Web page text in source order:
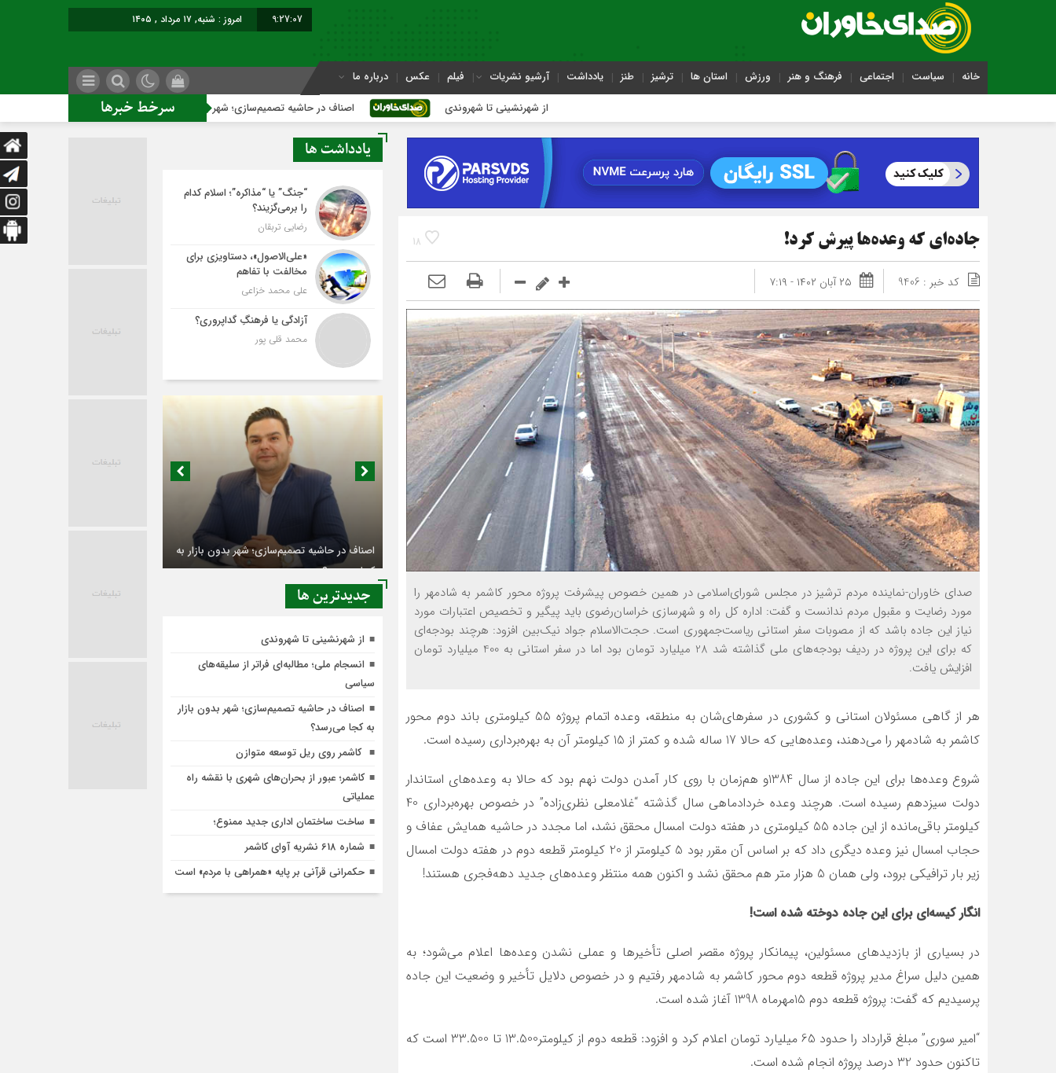
9:27:08 امروز : شنبه, ۱۷ مرداد , ۱۴۰۵
خانه سیاست اجتماعی فرهنگ و هنر ورزش استان ها ترشیز طنز یادداشت آرشیو نشریات فیلم عکس درباره ما
سرخط خبرها از شهرنشینی تا شهروندی اصناف در حاشیه تصمیم‌سازی؛ شهر بدون بازار به کجا می‌رسد؟
18 جاده‌ای که وعده‌ها پیرش کرد!
کد خبر : 9406 ۲۵ آبان ۱۴۰۲ - ۷:۱۹
صدای خاوران-نماینده مردم ترشیز در مجلس شورای‌اسلامی در همین خصوص پیشرفت پروژه محور کاشمر به شادمهر را
مورد رضایت و مقبول مردم ندانست و گفت: اداره کل راه و شهرسازی خراسان‌رضوی باید پیگیر و تخصیص اعتبارات مورد
نیاز این جاده باشد که از مصوبات سفر استانی ریاست‌جمهوری است. حجت‌الاسلام جواد نیک‌بین افزود: هرچند بودجه‌ای
که برای این پروژه در ردیف بودجه‌های ملی گذاشته شد 28 میلیارد تومان بود اما در سفر استانی به 400 میلیارد تومان
افزایش یافت.
هر از گاهی مسئولان استانی و کشوری در سفرهای‌شان به منطقه، وعده اتمام پروژه 55 کیلومتری باند دوم محور
کاشمر به شادمهر را می‌دهند، وعده‌هایی که حالا 17 ساله شده و کمتر از 15 کیلومتر آن به بهره‌برداری رسیده است.
شروع وعده‌ها برای این جاده از سال 1384و هم‌زمان با روی کار آمدن دولت نهم بود که حالا به وعده‌های استاندار
دولت سیزدهم رسیده است. هرچند وعده خردادماهی سال گذشته “غلامعلی نظری‌زاده” در خصوص بهره‌برداری 40
کیلومتر باقی‌مانده از این جاده 55 کیلومتری در هفته دولت امسال محقق نشد، اما مجدد در حاشیه همایش عفاف و
حجاب امسال نیز وعده دیگری داد که بر اساس آن مقرر بود 5 کیلومتر از 20 کیلومتر قطعه دوم در هفته دولت امسال
زیر بار ترافیکی برود، ولی همان 5 هزار متر هم محقق نشد و اکنون همه منتظر وعده‌های جدید دهه‌فجری هستند!
انگار کیسه‌ای برای این جاده دوخته شده است!
در بسیاری از بازدیدهای مسئولین، پیمانکار پروژه مقصر اصلی تأخیرها و عملی نشدن وعده‌ها اعلام می‌شود؛ به
همین دلیل سراغ مدیر پروژه قطعه دوم محور کاشمر به شادمهر رفتیم و در خصوص دلایل تأخیر و وضعیت این جاده
پرسیدیم که گفت: پروژه قطعه دوم 15مهرماه 1398 آغاز شده است.
“امیر سوری” مبلغ قرارداد را حدود 65 میلیارد تومان اعلام کرد و افزود: قطعه دوم از کیلومتر13.500 تا 33.500 است که
تاکنون حدود 32 درصد پروژه انجام شده است.
یادداشت ها
“جنگ” یا “مذاکره”؛ اسلام کدام
را برمی‌گزیند؟
رضایی تربقان
«علی‌الاصول»، دستاویزی برای
مخالفت با تفاهم
علی محمد خزاعی
آزادگی یا فرهنگِ گداپروری؟
محمد قلی پور
اصناف در حاشیه تصمیم‌سازی؛ شهر بدون بازار به
کجا می‌رسد؟
جديدترين ها
از شهرنشینی تا شهروندی
انسجام ملی؛ مطالبه‌ای فراتر از سلیقه‌های
سیاسی
اصناف در حاشیه تصمیم‌سازی؛ شهر بدون بازار
به کجا می‌رسد؟
کاشمر روی ریل توسعه متوازن
کاشمر؛ عبور از بحران‌های شهری با نقشه راه
عملیاتی
ساخت ساختمان اداری جدید ممنوع؛
شماره 618 نشریه آوای کاشمر
حکمرانی قرآنی بر پایه «همراهی با مردم» است